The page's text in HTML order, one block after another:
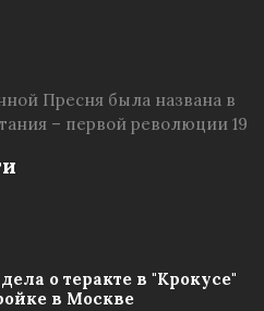
Пресня была названа в
– первой революции 19
о теракте в "Крокусе"
в Москве